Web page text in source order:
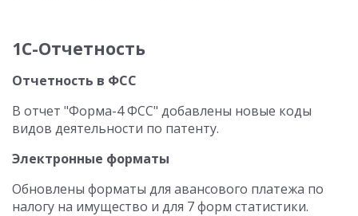
1С-Отчетность
Отчетность в ФСС
В отчет "Форма-4 ФСС" добавлены новые коды
видов деятельности по патенту.
Электронные форматы
Обновлены форматы для авансового платежа по
налогу на имущество и для 7 форм статистики.